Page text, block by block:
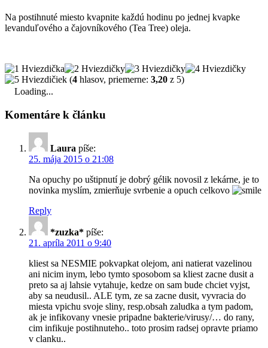
Na postihnuté miesto kvapnite každú hodinu po jednej kvapke
levanduľového a čajovníkového (Tea Tree) oleja.
(4 hlasov, priemerne: 3,20 z 5)
Loading...
Komentáre k článku
Laura píše:
25. mája 2015 o 21:08
Na opuchy po uštipnutí je dobrý gélik novosil z lekárne, je to
novinka myslím, zmierňuje svrbenie a opuch celkovo
Reply
*zuzka* píše:
21. apríla 2011 o 9:40
kliest sa NESMIE pokvapkat olejom, ani natierat vazelinou
ani nicim inym, lebo tymto sposobom sa kliest zacne dusit a
preto sa aj lahsie vytahuje, kedze on sam bude chciet vyjst,
aby sa neudusil.. ALE tym, ze sa zacne dusit, vyvracia do
miesta vpichu svoje sliny, resp.obsah zaludka a tym padom,
ak je infikovany vnesie pripadne bakterie/virusy/… do rany,
cim infikuje postihnuteho.. toto prosim radsej opravte priamo
v clanku..